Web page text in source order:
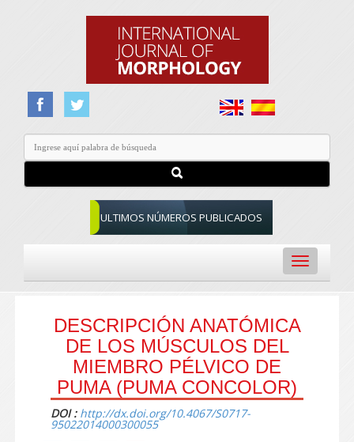
ULTIMOS NÚMEROS PUBLICADOS
Toggle
navigation
DESCRIPCIÓN ANATÓMICA
DE LOS MÚSCULOS DEL
MIEMBRO PÉLVICO DE
PUMA (PUMA CONCOLOR)
DOI : http://dx.doi.org/10.4067/S0717-
95022014000300055